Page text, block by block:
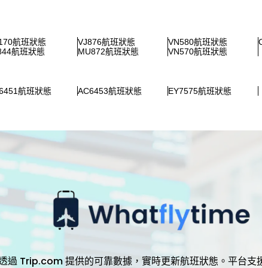
航班狀態 VJ876航班狀態 VN580航班狀態
航班狀態 MU872航班狀態 VN570航班狀態
航班狀態 AC6453航班狀態 EY7575航班狀態
Trip.com 提供的可靠數據，實時更新航班狀態。平台支